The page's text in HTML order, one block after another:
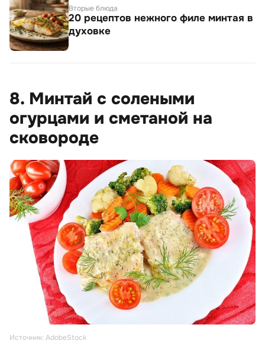
Вторые блюда
20 рецептов нежного филе минтая в
духовке
8. Минтай с солеными
огурцами и сметаной на
сковороде
Источник: AdobeStock